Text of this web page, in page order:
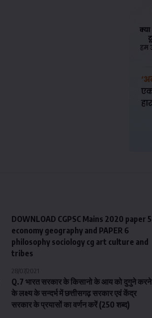
DOWNLOAD CGPSC Mains 2020 paper 5
economy geography and PAPER 6
philosophy sociology cg art culture and
tribes
28/07/2021
Q.7 भारत सरकार के किसानो के आय को दुगुने करने
के लक्ष्य के सन्दर्भ में छत्तीसगढ़ सरकार एवं केंद्र
सरकार के प्रयासों का वर्णन करें (250 शब्द)